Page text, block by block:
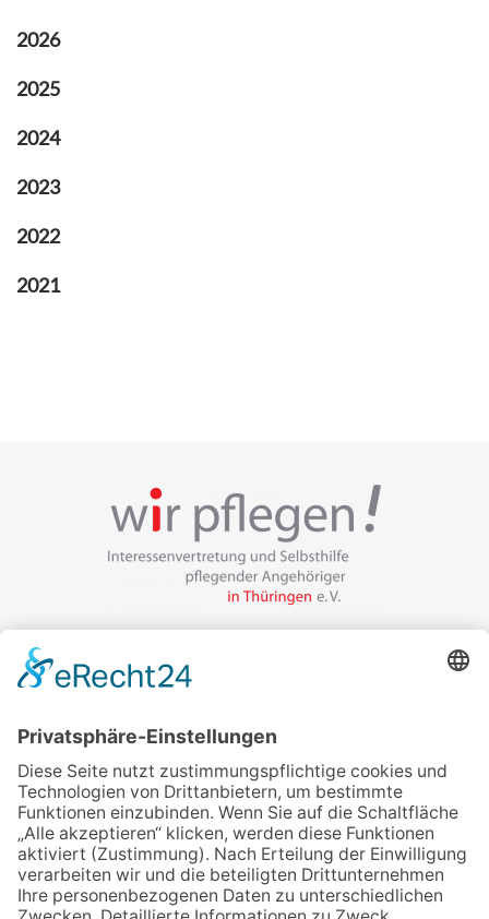
2026
2025
2024
2023
2022
2021
Veranstalter:
wir pflegen in Thüringen e.V.
99085 Erfurt
Email schreiben
Uns unterstützen / Spenden
Alle Termine